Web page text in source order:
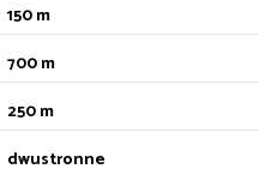
150 m
700 m
250 m
dwustronne